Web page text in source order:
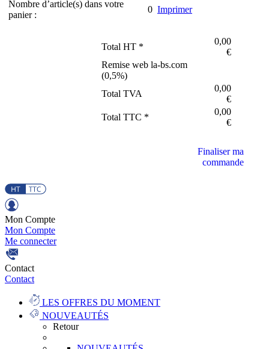
Nombre d’article(s) dans votre
panier :
0 Imprimer
Total HT *
0,00
€
Remise web la-bs.com
(0,5%)
Total TVA
0,00
€
Total TTC *
0,00
€
Finaliser ma
commande
Mon Compte
Mon Compte
Me connecter
Contact
Contact
LES OFFRES DU MOMENT
NOUVEAUTÉS
Retour